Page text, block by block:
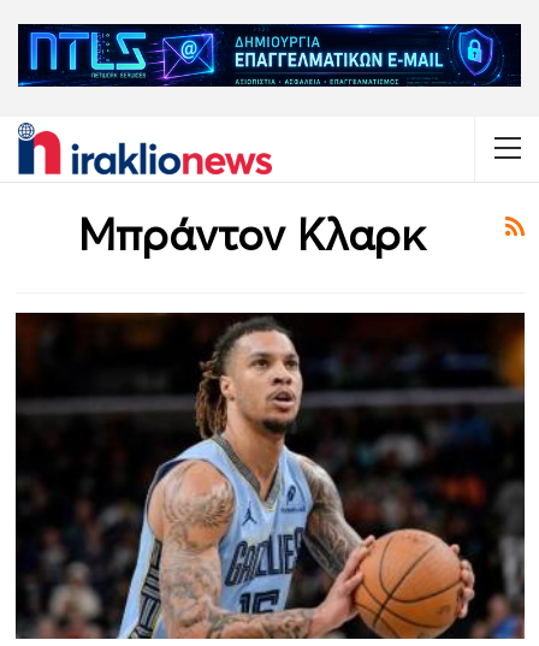
Μπράντον Κλαρκ